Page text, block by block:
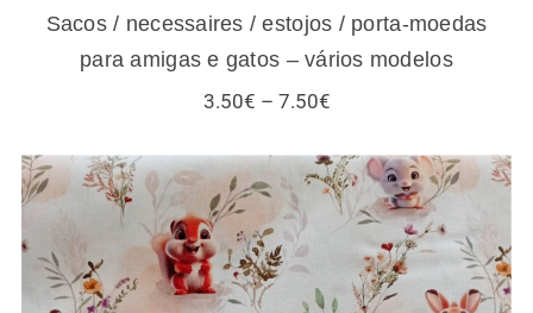
Sacos / necessaires / estojos / porta-moedas
para amigas e gatos – vários modelos
3.50€ – 7.50€Price
through
7.50€